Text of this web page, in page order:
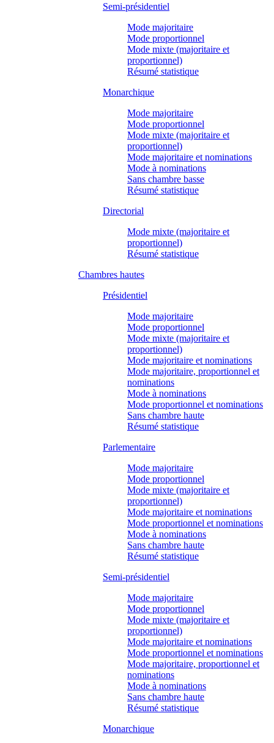
Semi-présidentiel
Mode majoritaire
Mode proportionnel
Mode mixte (majoritaire et
proportionnel)
Résumé statistique
Monarchique
Mode majoritaire
Mode proportionnel
Mode mixte (majoritaire et
proportionnel)
Mode majoritaire et nominations
Mode à nominations
Sans chambre basse
Résumé statistique
Directorial
Mode mixte (majoritaire et
proportionnel)
Résumé statistique
Chambres hautes
Présidentiel
Mode majoritaire
Mode proportionnel
Mode mixte (majoritaire et
proportionnel)
Mode majoritaire et nominations
Mode majoritaire, proportionnel et
nominations
Mode à nominations
Mode proportionnel et nominations
Sans chambre haute
Résumé statistique
Parlementaire
Mode majoritaire
Mode proportionnel
Mode mixte (majoritaire et
proportionnel)
Mode majoritaire et nominations
Mode proportionnel et nominations
Mode à nominations
Sans chambre haute
Résumé statistique
Semi-présidentiel
Mode majoritaire
Mode proportionnel
Mode mixte (majoritaire et
proportionnel)
Mode majoritaire et nominations
Mode proportionnel et nominations
Mode majoritaire, proportionnel et
nominations
Mode à nominations
Sans chambre haute
Résumé statistique
Monarchique